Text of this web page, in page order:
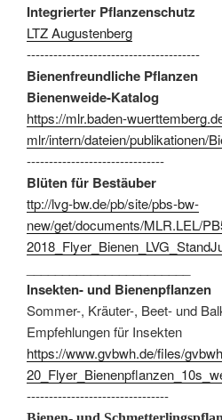
Integrierter Pflanzenschutz
LTZ Augustenberg
---------------------------------------
Bienenfreundliche Pflanzen
Bienenweide-Katalog
https://mlr.baden-
mlr/intern/dateien/publikationen/
-------------------------------
Blüten für Bestäuber
ttp://lvg-bw.de/pb/site/pbs-bw-
new/get/documents/MLR.LEL/
Insekten- und Bienenpflanzen
Sommer-, Kräuter-, Beet- und
Empfehlungen für Insekten
https://www.gvbwh.de/files/
--------------------------------